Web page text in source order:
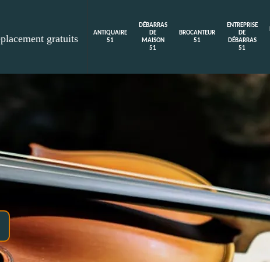
gratuits
ANTIQUAIRE
51
DÉBARRAS
DE
MAISON
51
BROCANTEUR
51
ENTREPRISE
DE
DÉBARRAS
51